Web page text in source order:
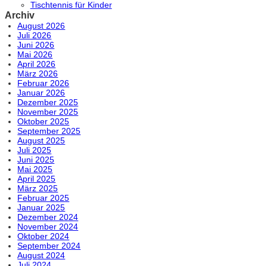
Tischtennis für Kinder
Archiv
August 2026
Juli 2026
Juni 2026
Mai 2026
April 2026
März 2026
Februar 2026
Januar 2026
Dezember 2025
November 2025
Oktober 2025
September 2025
August 2025
Juli 2025
Juni 2025
Mai 2025
April 2025
März 2025
Februar 2025
Januar 2025
Dezember 2024
November 2024
Oktober 2024
September 2024
August 2024